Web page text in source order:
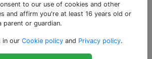
ist haltbarer gegen
/ Wetter - PLA, ABS
Ich installiere
to our use of cookies and other
and affirm you're at least 16 years old or
parent or guardian.
in our Cookie policy and Privacy policy.